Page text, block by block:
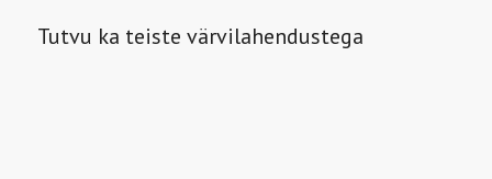
Tutvu ka teiste värvilahendustega